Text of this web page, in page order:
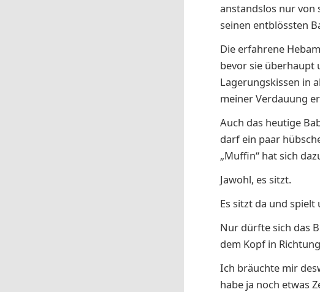
anstandslos nur von
seinen entblössten
Die erfahrene
bevor sie
Lagerungskissen in
meiner Verdauung
Auch das heutige
darf ein paar
„Muffin“ hat sich
Jawohl, es sitzt.
Es sitzt da und
Nur dürfte sich das
dem Kopf in
Ich bräuchte mir
habe ja noch etwas